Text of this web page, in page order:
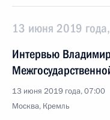
13 июня 2019 года,
Интервью
13 июня 2019 года, 07:00
Москва, Кремль